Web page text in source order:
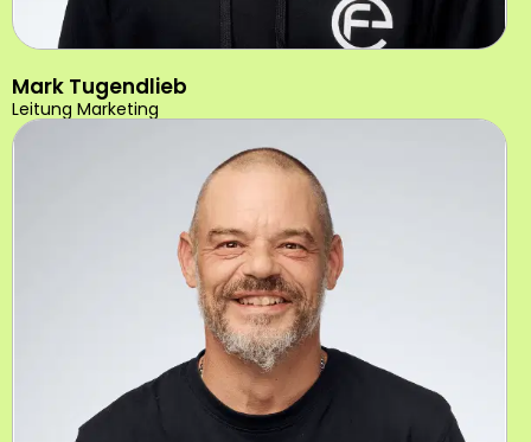
Mark Tugendlieb
Leitung Marketing